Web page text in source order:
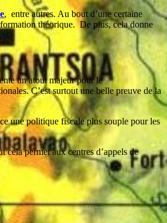
, entre autres. Au bout d’une certaine
formation théorique. De plus, cela donne
un atout majeur pour le
C’est surtout une belle preuve de la
une politique fiscale plus souple pour les
cela permet aux centres d’appels de